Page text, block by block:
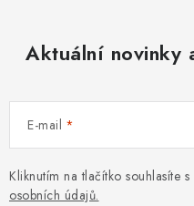
Aktuální novinky
E-mail
Kliknutím na tlačítko souhlasíte
osobních údajů.